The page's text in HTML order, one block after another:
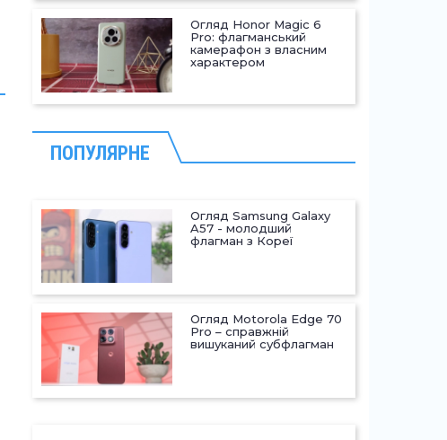
Огляд Honor Magic 6
Pro: флагманський
камерафон з власним
характером
ПОПУЛЯРНЕ
Огляд Samsung Galaxy
A57 - молодший
флагман з Кореї
Огляд Motorola Edge 70
Pro – справжній
вишуканий субфлагман